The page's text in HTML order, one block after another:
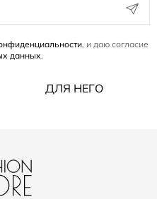
, и даю согласие
данных.
ДЛЯ НЕГО